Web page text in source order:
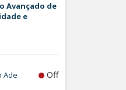
Avançado de
e
Ade Off